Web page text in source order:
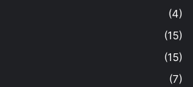
(4)
(15)
(15)
(7)